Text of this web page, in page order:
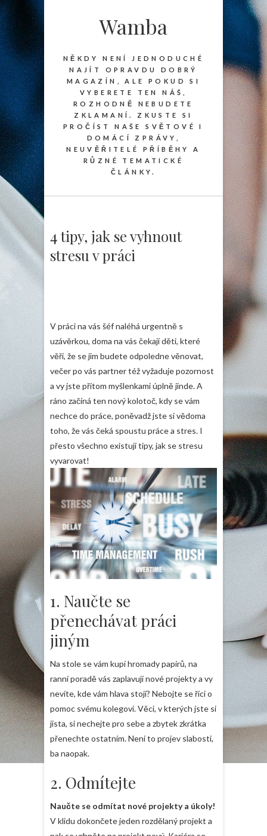
Wamba
NĚKDY NENÍ JEDNODUCHÉ
NAJÍT OPRAVDU DOBRÝ
MAGAZÍN, ALE POKUD SI
VYBERETE TEN NÁŠ,
ROZHODNĚ NEBUDETE
ZKLAMANÍ. ZKUSTE SI
PROČÍST NAŠE SVĚTOVÉ I
DOMÁCÍ ZPRÁVY,
NEUVĚŘITELÉ PŘÍBĚHY A
RŮZNÉ TEMATICKÉ
ČLÁNKY.
4 tipy, jak se vyhnout
stresu v práci
V práci na vás šéf naléhá urgentně s
uzávěrkou, doma na vás čekají děti, které
věří, že se jim budete odpoledne věnovat,
večer po vás partner též vyžaduje pozornost
a vy jste přitom myšlenkami úplně jinde. A
ráno začíná ten nový kolotoč, kdy se vám
nechce do práce, poněvadž jste si vědoma
toho, že vás čeká spoustu práce a stres. I
přesto všechno existují tipy, jak se stresu
vyvarovat!
1. Naučte se
přenechávat práci
jiným
Na stole se vám kupí hromady papírů, na
ranní poradě vás zaplavují nové projekty a vy
nevíte, kde vám hlava stojí? Nebojte se říci o
pomoc svému kolegovi. Věci, v kterých jste si
jista, si nechejte pro sebe a zbytek zkrátka
přenechte ostatním. Není to projev slabosti,
ba naopak.
2. Odmítejte
Naučte se odmítat nové projekty a úkoly!
V klidu dokončete jeden rozdělaný projekt a